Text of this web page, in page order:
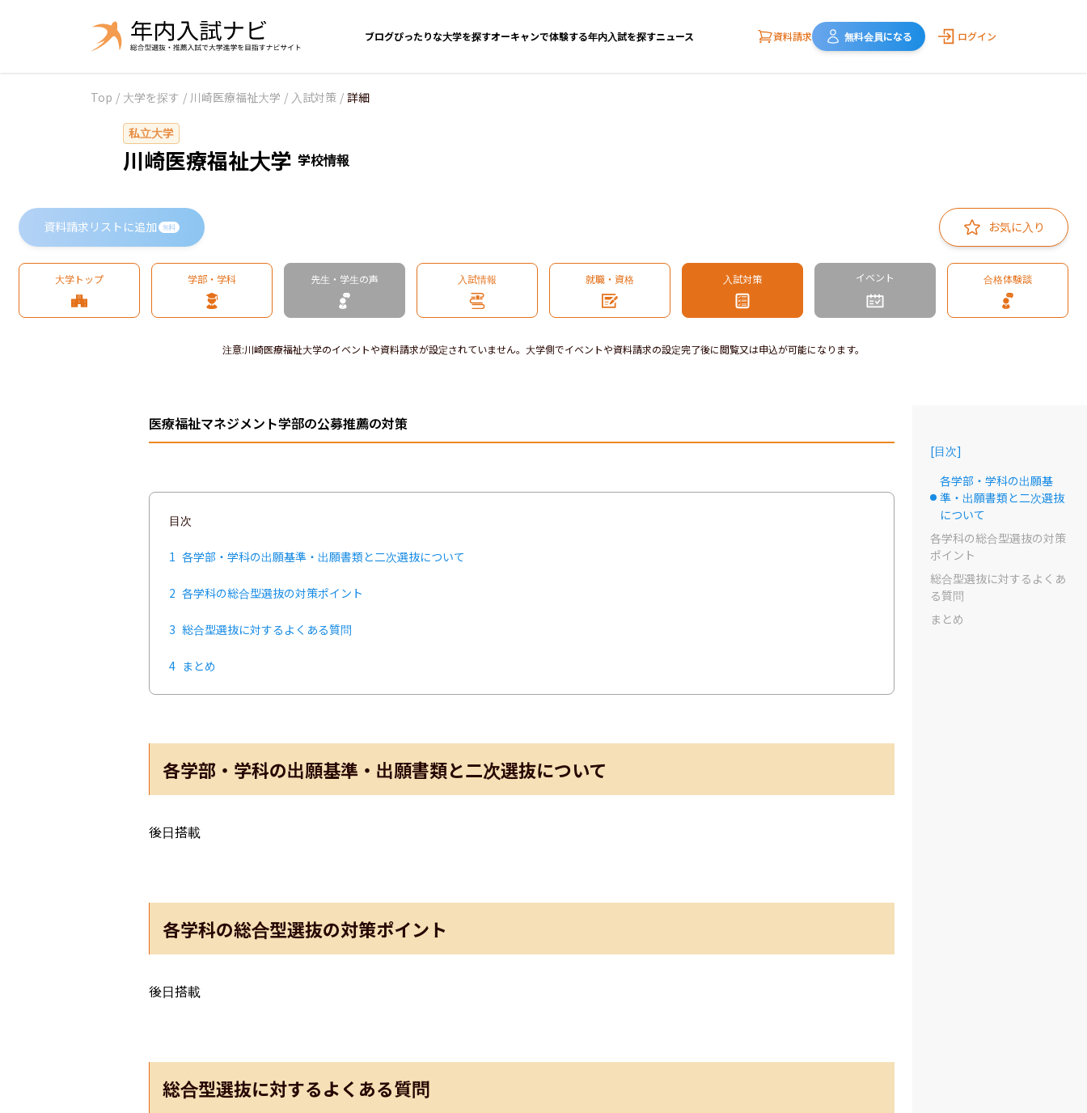
ブログぴったりな大学を探すオーキャンで体験する年内入試を探すニュース 資料請求 無料会員になる ログイン
Top / 大学を探す / 川崎医療福祉大学 / 入試対策 / 詳細
私立大学
川崎医療福祉大学 学校情報
資料請求リストに追加 無料 お気に入り
大学トップ 学部・学科 先生・学生の声 入試情報 就職・資格 入試対策 イベント 合格体験談
注意:川崎医療福祉大学のイベントや資料請求が設定されていません。大学側でイベントや資料請求の設定完了後に閲覧又は申込が可能になります。
医療福祉マネジメント学部の公募推薦の対策
目次
1 各学部・学科の出願基準・出願書類と二次選抜について
2 各学科の総合型選抜の対策ポイント
3 総合型選抜に対するよくある質問
4 まとめ
各学部・学科の出願基準・出願書類と二次選抜について
後日搭載
各学科の総合型選抜の対策ポイント
後日搭載
総合型選抜に対するよくある質問
[目次]
選択中のドット
各学部・学科の出願基
準・出願書類と二次選抜
について
各学科の総合型選抜の対策
ポイント
総合型選抜に対するよくあ
る質問
まとめ